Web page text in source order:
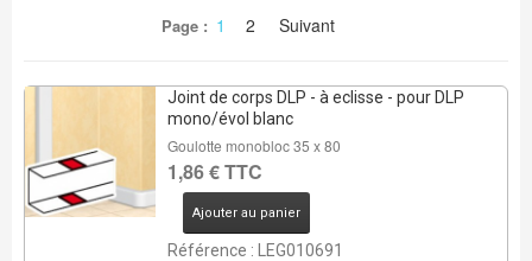
Page : 1 2 Suivant
Joint de corps DLP - à eclisse - pour DLP
mono/évol blanc
Goulotte monobloc 35 x 80
1,86 € TTC
Ajouter au panier
Référence : LEG010691